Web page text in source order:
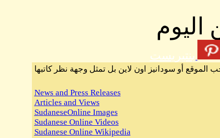
اليوم
بنتيريست
الموقع أو سودانيز اون لاين بل تمثل وجهة نظر كاتبها
News and Press Releases
Articles and Views
SudaneseOnline Images
Sudanese Online Videos
Sudanese Online Wikipedia